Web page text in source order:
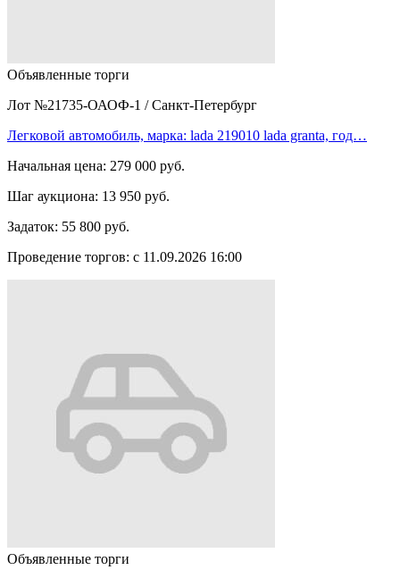
Объявленные торги
Лот №21735-ОАОФ-1 / Санкт-Петербург
Легковой автомобиль, марка: lada 219010 lada granta, год…
Начальная цена: 279 000 руб.
Шаг аукциона: 13 950 руб.
Задаток: 55 800 руб.
Проведение торгов: с 11.09.2026 16:00
Объявленные торги